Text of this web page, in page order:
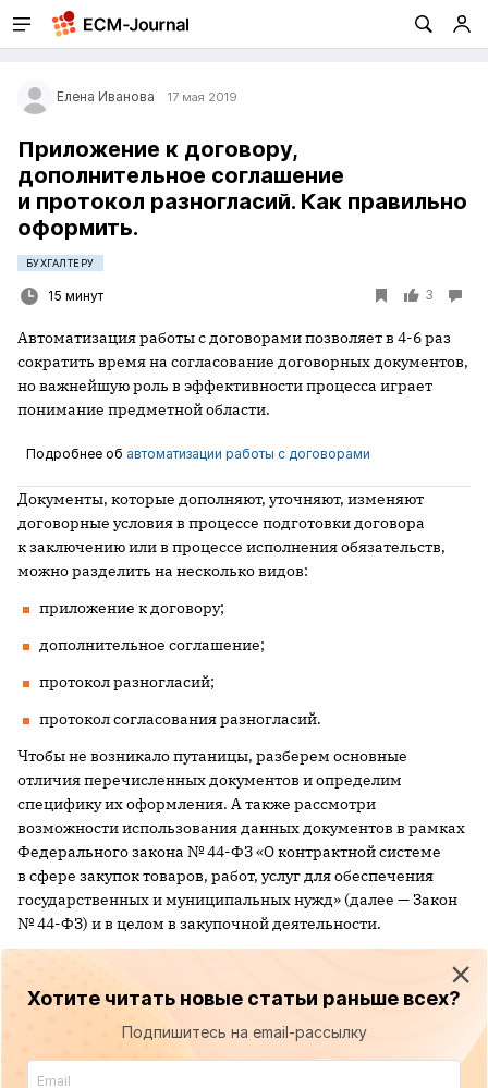
Елена Иванова 17 мая 2019
Приложение к договору,
дополнительное соглашение
и протокол разногласий. Как правильно
оформить.
БУХГАЛТЕРУ
15 минут 3
Автоматизация работы с договорами позволяет в 4-6 раз
сократить время на согласование договорных документов,
но важнейшую роль в эффективности процесса играет
понимание предметной области.
Подробнее об автоматизации работы с договорами
Документы, которые дополняют, уточняют, изменяют
договорные условия в процессе подготовки договора
к заключению или в процессе исполнения обязательств,
можно разделить на несколько видов:
приложение к договору;
дополнительное соглашение;
протокол разногласий;
протокол согласования разногласий.
Чтобы не возникало путаницы, разберем основные
отличия перечисленных документов и определим
специфику их оформления. А также рассмотри
возможности использования данных документов в рамках
Федерального закона № 44-ФЗ «О контрактной системе
в сфере закупок товаров, работ, услуг для обеспечения
государственных и муниципальных нужд» (далее — Закон
№ 44-ФЗ) и в целом в закупочной деятельности.
Хотите читать новые статьи раньше всех?
Подпишитесь на email-рассылку